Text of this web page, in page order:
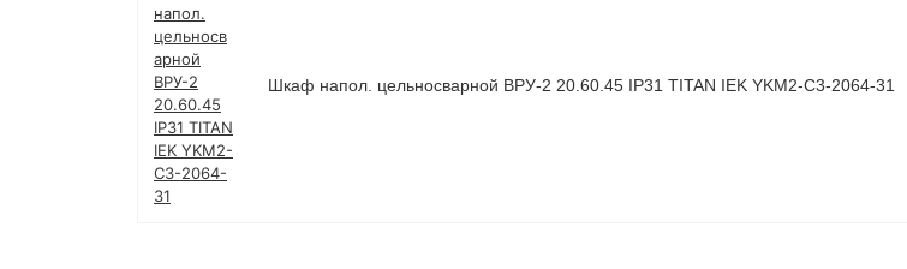
Шкаф напол. цельносварной ВРУ-2 20.60.45 IP31 TITAN IEK YKM2-C3-2064-31